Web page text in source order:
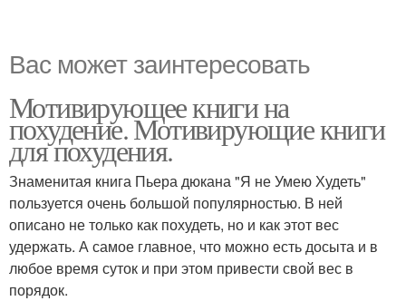
Вас может заинтересовать
Мотивирующее книги на
похудение. Мотивирующие книги
для похудения.
Знаменитая книга Пьера дюкана "Я не Умею Худеть"
пользуется очень большой популярностью. В ней
описано не только как похудеть, но и как этот вес
удержать. А самое главное, что можно есть досыта и в
любое время суток и при этом привести свой вес в
порядок.